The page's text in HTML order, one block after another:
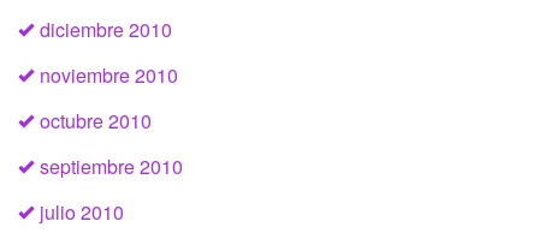
diciembre 2010
noviembre 2010
octubre 2010
septiembre 2010
julio 2010